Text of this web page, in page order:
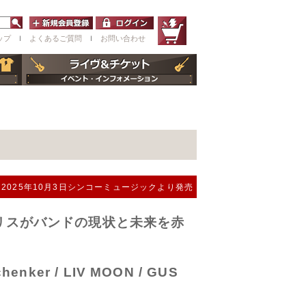
プ ｌ よくあるご質問 ｌ お問い合わせ
2025年10月3日シンコーミュージックより発売
がバンドの現状と未来を赤
/ LIV MOON / GUS